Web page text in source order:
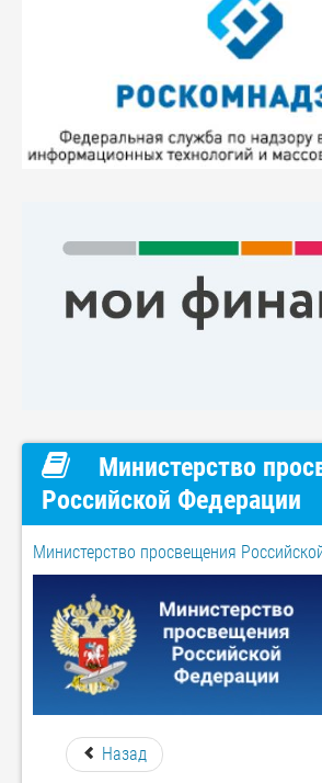
Министерство
Российской Федерации
Министерство просвещения
Назад